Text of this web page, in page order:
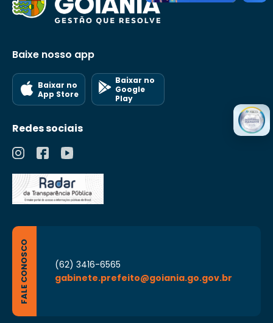
Baixe nosso app
Baixar no
App Store
Baixar no
Google
Play
Redes sociais
FALE CONOSCO
(62) 3416-6565
gabinete.prefeito@goiania.go.gov.br